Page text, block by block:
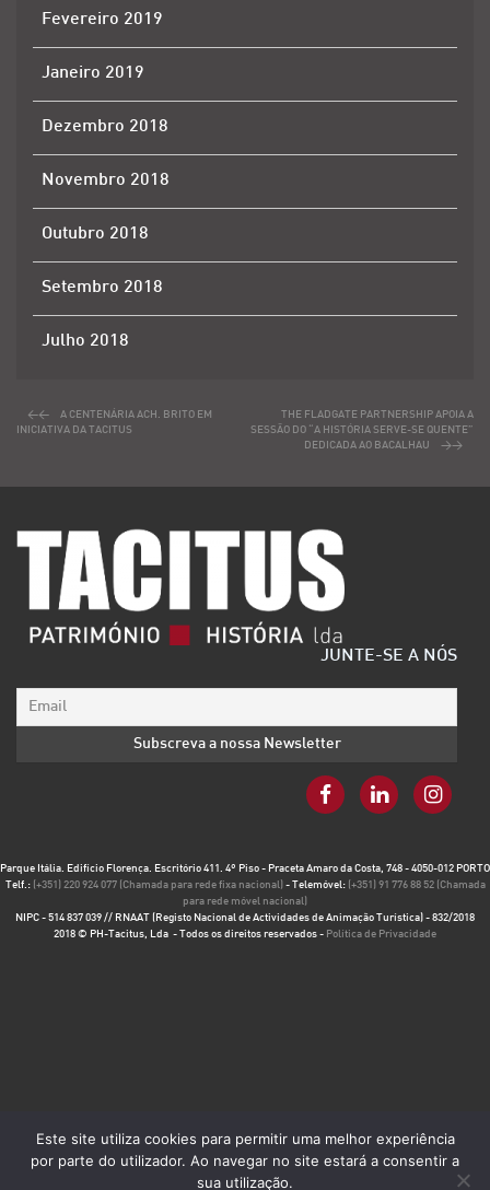
Fevereiro 2019
Janeiro 2019
Dezembro 2018
Novembro 2018
Outubro 2018
Setembro 2018
Julho 2018
A CENTENÁRIA ACH. BRITO EM
INICIATIVA DA TACITUS
THE FLADGATE PARTNERSHIP APOIA A
SESSÃO DO “A HISTÓRIA SERVE-SE QUENTE”
DEDICADA AO BACALHAU
JUNTE-SE A NÓS
Parque Itália. Edifício Florença. Escritório 411. 4º Piso - Praceta Amaro da Costa, 748 - 4050-012 PORTO
Telf.: (+351) 220 924 077 (Chamada para rede fixa nacional) - Telemóvel: (+351) 91 776 88 52 (Chamada
para rede móvel nacional)
NIPC - 514 837 039 // RNAAT (Registo Nacional de Actividades de Animação Turística) - 832/2018
2018 © PH-Tacitus, Lda - Todos os direitos reservados - Política de Privacidade
Este site utiliza cookies para permitir uma melhor experiência
por parte do utilizador. Ao navegar no site estará a consentir a
sua utilização.